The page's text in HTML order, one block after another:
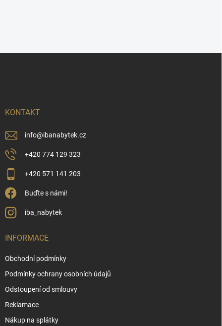
KONTAKT
info@ibanabytek.cz
+420 774 129 323
+420 571 141 203
Buďte s námi!
iba_nabytek
INFORMACE
Obchodní podmínky
Podmínky ochrany osobních údajů
Odstoupení od smlouvy
Reklamace
Nákup na splátky